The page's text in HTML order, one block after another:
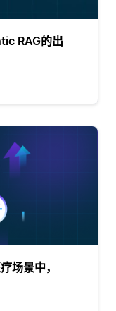
RAG的出
场景中，